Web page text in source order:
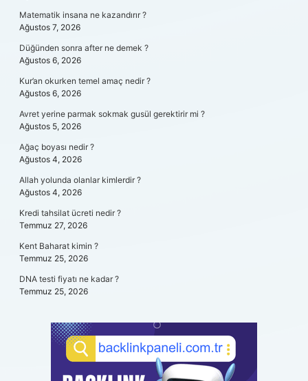
Matematik insana ne kazandırır ?
Ağustos 7, 2026
Düğünden sonra after ne demek ?
Ağustos 6, 2026
Kur’an okurken temel amaç nedir ?
Ağustos 6, 2026
Avret yerine parmak sokmak gusül gerektirir mi ?
Ağustos 5, 2026
Ağaç boyası nedir ?
Ağustos 4, 2026
Allah yolunda olanlar kimlerdir ?
Ağustos 4, 2026
Kredi tahsilat ücreti nedir ?
Temmuz 27, 2026
Kent Baharat kimin ?
Temmuz 25, 2026
DNA testi fiyatı ne kadar ?
Temmuz 25, 2026